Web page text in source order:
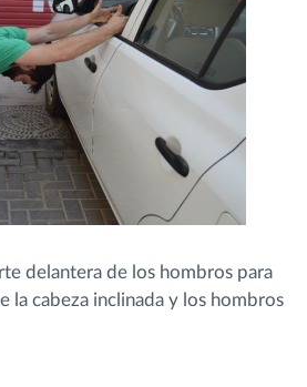
delantera de los hombros para
la cabeza inclinada y los hombros